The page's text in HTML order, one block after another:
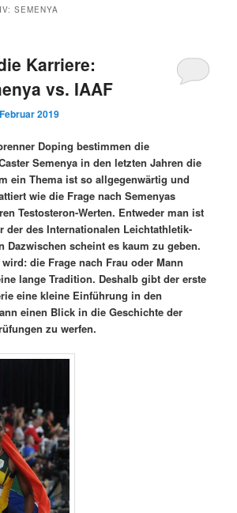
SEMENYA
Karriere:
vs. IAAF
2019
Doping bestimmen die
Semenya in den letzten Jahren die
ein Thema ist so allgegenwärtig und
wie die Frage nach Semenyas
Testosteron-Werten. Entweder man ist
der des Internationalen Leichtathletik-
Dazwischen scheint es kaum zu geben.
die Frage nach Frau oder Mann
lange Tradition. Deshalb gibt der erste
eine kleine Einführung in den
einen Blick in die Geschichte der
zu werfen.